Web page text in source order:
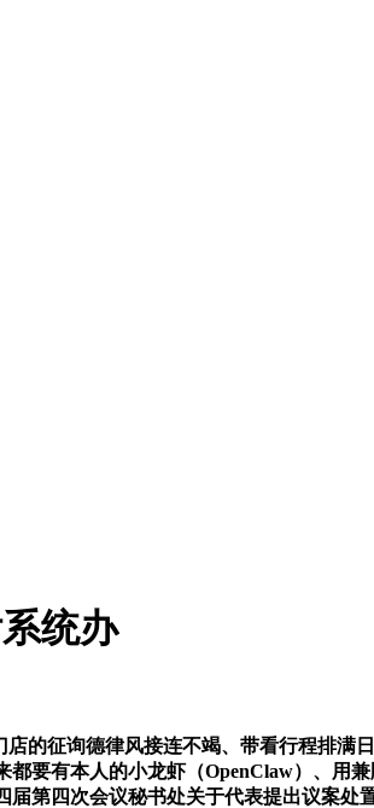
统办
征询德律风接连不竭、带看行程排满
要有本人的小龙虾（OpenClaw）、用
第四次会议秘书处关于代表提出议案处